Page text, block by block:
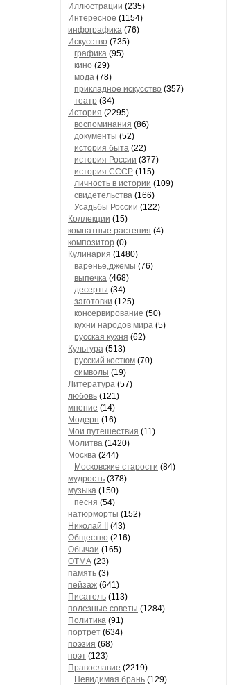
Иллюстрации (235)
Интересное (1154)
инфографика (76)
Искусство (735)
графика (95)
кино (29)
мода (78)
прикладное искусство (357)
театр (34)
История (2295)
воспоминания (86)
документы (52)
история быта (22)
история России (377)
история СССР (115)
личность в истории (109)
свидетельства (166)
Усадьбы России (122)
Коллекции (15)
комнатные растения (4)
композитор (0)
Кулинария (1480)
варенье,джемы (76)
выпечка (468)
десерты (34)
заготовки (125)
консервирование (50)
кухни народов мира (5)
русская кухня (62)
Культура (513)
русский костюм (70)
символы (19)
Литература (57)
любовь (121)
мнение (14)
Модерн (16)
Мои путешествия (11)
Молитва (1420)
Москва (244)
Московские старости (84)
мудрость (378)
музыка (150)
песня (54)
натюрморты (152)
Николай II
(43)
Общество (216)
Обычаи (165)
ОТМА (23)
память (3)
пейзаж (641)
Писатель (113)
полезные советы (1284)
Политика (91)
портрет (634)
поэзия (68)
поэт (123)
Православие (2219)
Невидимая брань (129)